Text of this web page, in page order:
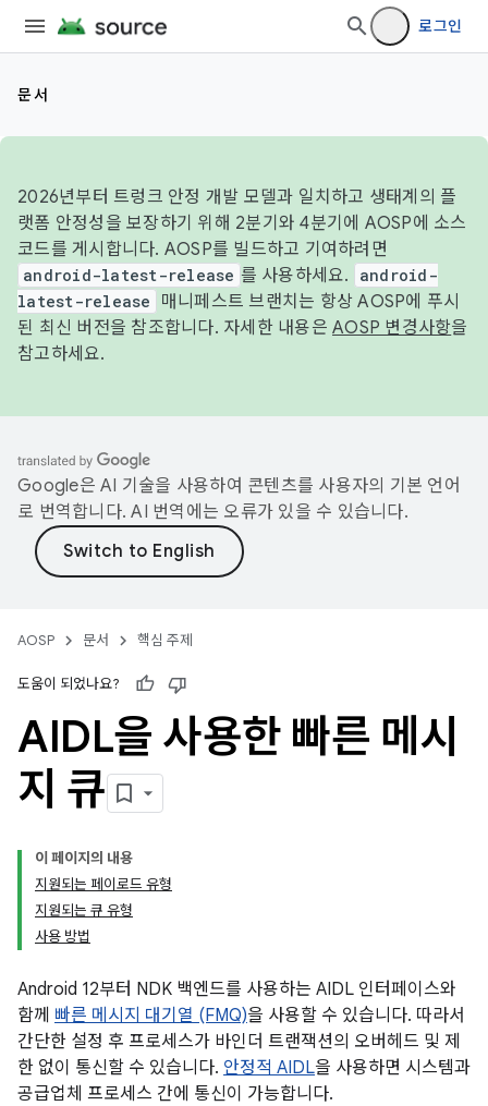
로그인
문서
2026년부터 트렁크 안정 개발 모델과 일치하고 생태계의 플
랫폼 안정성을 보장하기 위해 2분기와 4분기에 AOSP에 소스
코드를 게시합니다. AOSP를 빌드하고 기여하려면
android-latest-release 를 사용하세요.
android-
latest-release
매니페스트 브랜치는 항상 AOSP에 푸시
된 최신 버전을 참조합니다. 자세한 내용은 AOSP 변경사항을
참고하세요.
Google은 AI 기술을 사용하여 콘텐츠를 사용자의 기본 언어
로 번역합니다. AI 번역에는 오류가 있을 수 있습니다.
AOSP 문서 핵심 주제
도움이 되었나요?
AIDL을 사용한 빠른 메시
지 큐
이 페이지의 내용
지원되는 페이로드 유형
지원되는 큐 유형
사용 방법
Android 12부터 NDK 백엔드를 사용하는 AIDL 인터페이스와
함께 빠른 메시지 대기열 (FMQ)을 사용할 수 있습니다. 따라서
간단한 설정 후 프로세스가 바인더 트랜잭션의 오버헤드 및 제
한 없이 통신할 수 있습니다. 안정적 AIDL을 사용하면 시스템과
공급업체 프로세스 간에 통신이 가능합니다.